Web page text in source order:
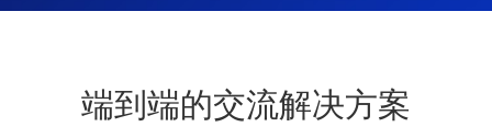
端到端的交流解决方案